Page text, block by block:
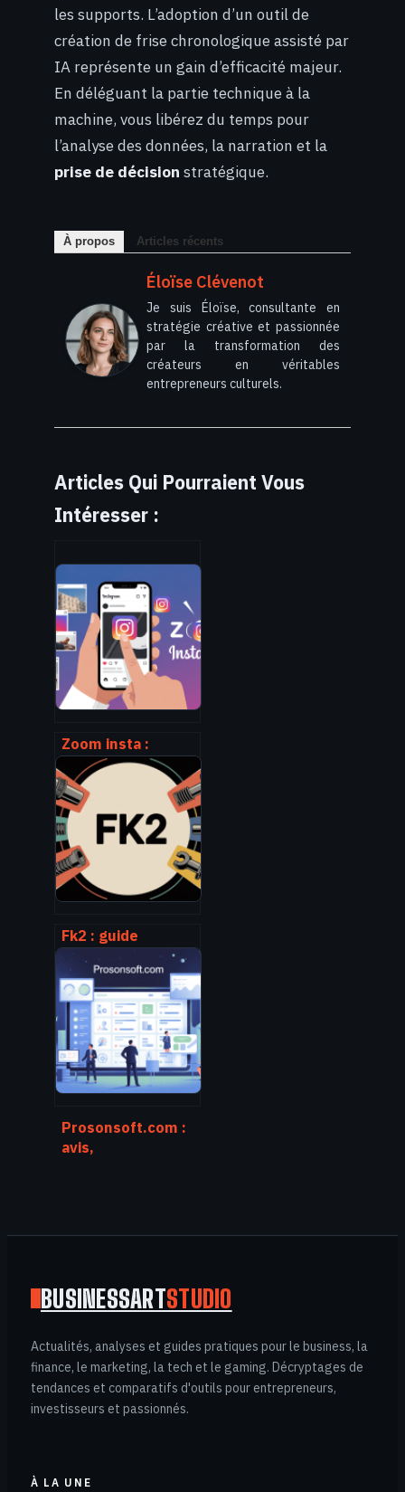
les supports. L’adoption d’un outil de
création de frise chronologique assisté par
IA représente un gain d’efficacité majeur.
En déléguant la partie technique à la
machine, vous libérez du temps pour
l’analyse des données, la narration et la
prise de décision stratégique.
À propos Articles récents
Éloïse Clévenot
Je suis Éloïse, consultante en
stratégie créative et passionnée
par la transformation des
créateurs en véritables
entrepreneurs culturels.
Articles Qui Pourraient Vous
Intéresser :
Zoom insta :
comment utiliser
le zoom sur
instagram comme
un pro
Fk2 : guide
complet pour
comprendre,
choisir et bien
utiliser cette
référence
Prosonsoft.com :
avis,
BUSINESSARTSTUDIO
Actualités, analyses et guides pratiques pour le business, la
finance, le marketing, la tech et le gaming. Décryptages de
tendances et comparatifs d'outils pour entrepreneurs,
investisseurs et passionnés.
À LA UNE